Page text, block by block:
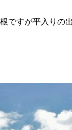
ですが平入りの